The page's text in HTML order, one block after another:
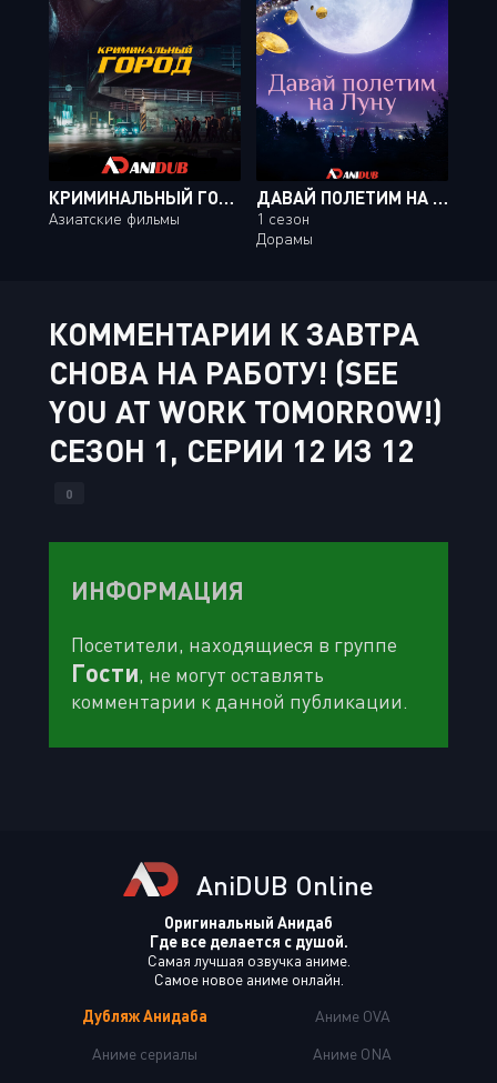
КРИМИНАЛЬНЫЙ ГОРОД / THE OUTLAWS
Азиатские фильмы
ДАВАЙ ПОЛЕТИМ НА ЛУНУ
1 сезон
Дорамы
КОММЕНТАРИИ К ЗАВТРА
СНОВА НА РАБОТУ! (SEE
YOU AT WORK TOMORROW!)
СЕЗОН 1, СЕРИИ 12 ИЗ 12
0
ИНФОРМАЦИЯ
Посетители, находящиеся в группе
Гости, не могут оставлять
комментарии к данной публикации.
AniDUB Online
Оригинальный Анидаб
Где все делается с душой.
Самая лучшая озвучка аниме.
Самое новое аниме онлайн.
Дубляж Анидаба
Аниме сериалы
Аниме OVA
Аниме ONA